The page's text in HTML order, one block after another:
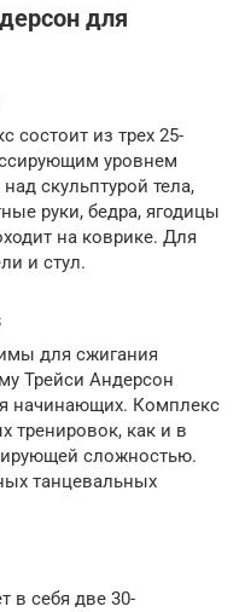
для
состоит из трех 25-
уровнем
скульптурой тела,
руки, бедра, ягодицы
на коврике. Для
и стул.
для сжигания
Трейси Андерсон
начинающих. Комплекс
тренировок, как и в
сложностью.
танцевальных
в себя две 30-